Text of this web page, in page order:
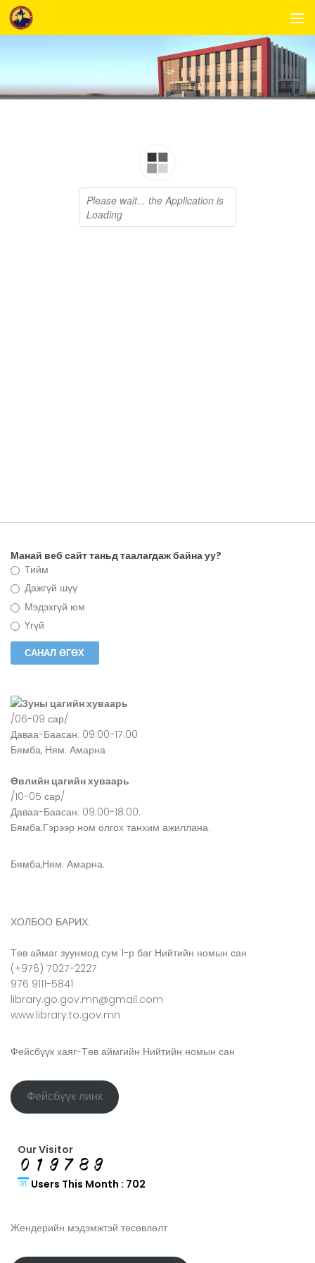
Skip to content
Манай веб сайт таньд таалагдаж байна уу?
Тийм
Дажгүй шүү
Мэдэхгүй юм
Үгүй
Зуны цагийн хуваарь
/06-09 сар/
Даваа-Баасан: 09:00-17:00
Бямба, Ням: Амарна
Өвлийн цагийн хуваарь
/10-05 сар/
Даваа-Баасан: 09:00-18:00.
Бямба:Гэрээр ном олгох танхим ажиллана.
Бямба,Ням: Амарна.
ХОЛБОО БАРИХ:
Төв аймаг зуунмод сум 1-р баг Нийтийн номын сан
(+976) 7027-2227
976 9111-5841
library.go.gov.mn@gmail.com
www.library.to.gov.mn
Фейсбүүк хаяг-Төв аймгийн Нийтийн номын сан
Фейсбүүк линк
Our Visitor
Users This Month : 702
Жендерийн мэдэмжтэй төсөвлөлт